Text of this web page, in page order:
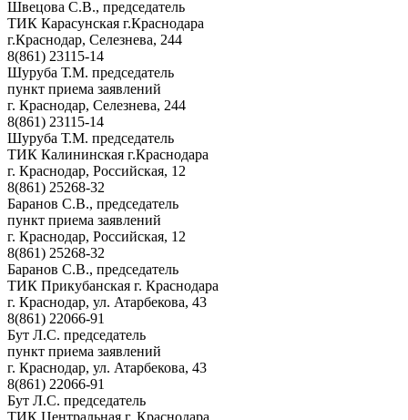
Швецова С.В., председатель
ТИК Карасунская г.Краснодара
г.Краснодар, Селезнева, 244
8(861) 23115-14
Шуруба Т.М. председатель
пункт приема заявлений
г. Краснодар, Селезнева, 244
8(861) 23115-14
Шуруба Т.М. председатель
ТИК Калининская г.Краснодара
г. Краснодар, Российская, 12
8(861) 25268-32
Баранов С.В., председатель
пункт приема заявлений
г. Краснодар, Российская, 12
8(861) 25268-32
Баранов С.В., председатель
ТИК Прикубанская г. Краснодара
г. Краснодар, ул. Атарбекова, 43
8(861) 22066-91
Бут Л.С. председатель
пункт приема заявлений
г. Краснодар, ул. Атарбекова, 43
8(861) 22066-91
Бут Л.С. председатель